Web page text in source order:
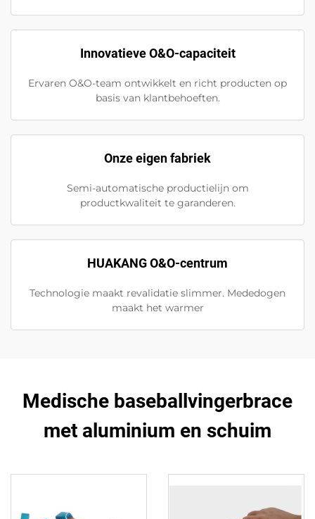
Innovatieve O&O-capaciteit
Ervaren O&O-team ontwikkelt en richt producten op
basis van klantbehoeften.
Onze eigen fabriek
Semi-automatische productielijn om
productkwaliteit te garanderen.
HUAKANG O&O-centrum
Technologie maakt revalidatie slimmer. Mededogen
maakt het warmer
Medische baseballvingerbrace
met aluminium en schuim